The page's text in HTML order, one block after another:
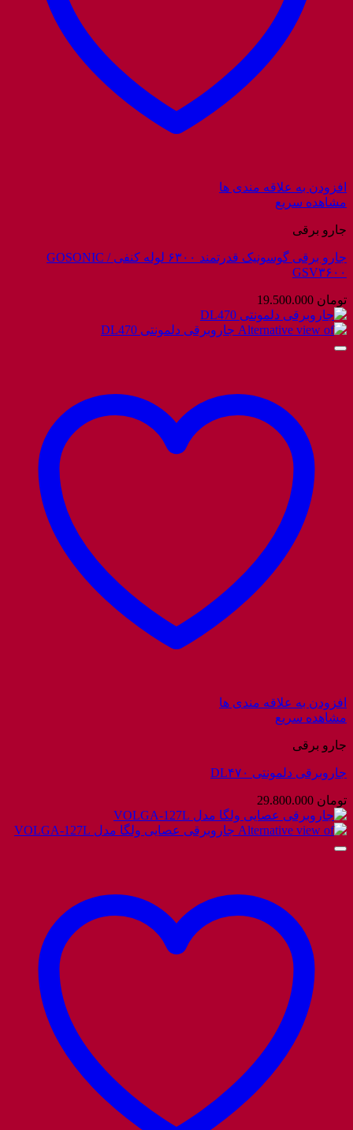
افزودن به علاقه مندی ها
مشاهده سریع
جارو برقی
جارو برقی گوسونیک قدرتمند ۶۳۰۰ لوله کنفی / GOSONIC
GSV۳۶۰۰
تومان
افزودن به علاقه مندی ها
مشاهده سریع
جارو برقی
جاروبرقی دلمونتی DL۴۷۰
تومان